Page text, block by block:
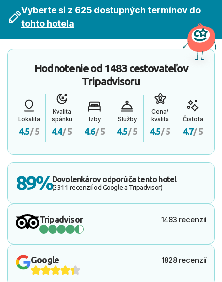
Vyberte si z 625 dostupných termínov do
tohto hotela
Hodnotenie od 1483 cestovateľov
Tripadvisoru
Lokalita
4.5/ 5
Kvalita
spánku
4.4/ 5
Izby
4.6/ 5
Služby
4.5/ 5
Cena/
kvalita
4.5/ 5
Čistota
4.7/ 5
89%Dovolenkárov odporúča tento hotel
(3311 recenzií od Google a Tripadvisor)
Tripadvisor 1483 recenzií
Google 1828 recenzií